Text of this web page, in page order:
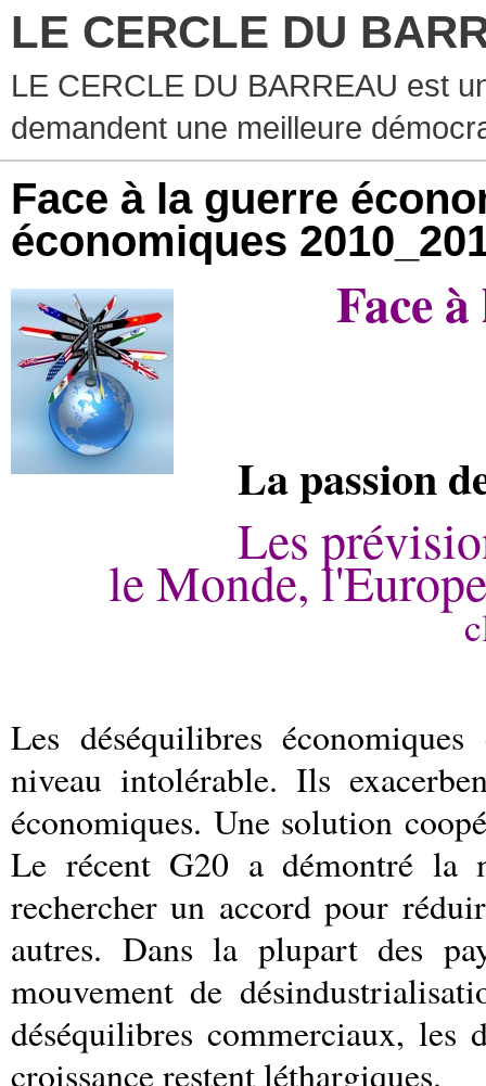
LE CERCLE DU
LE CERCLE DU BARREAU est
demandent une meilleure
Face à la guerre
économiques
Face
La passion
Les
le Monde,
Les déséquilibres
niveau intolérable. Ils
économiques. Une solution
Le récent G20 a démontré la
rechercher un accord pour
autres. Dans la plupart des
mouvement de
déséquilibres commerciaux, les
croissance restent léthargiques.